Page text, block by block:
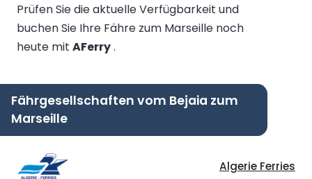
Prüfen Sie die aktuelle Verfügbarkeit und
buchen Sie Ihre Fähre zum Marseille noch
heute mit AFerry.
Fährgesellschaften vom Bejaia zum
Marseille
Algerie Ferries